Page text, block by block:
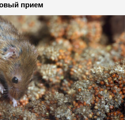
прием